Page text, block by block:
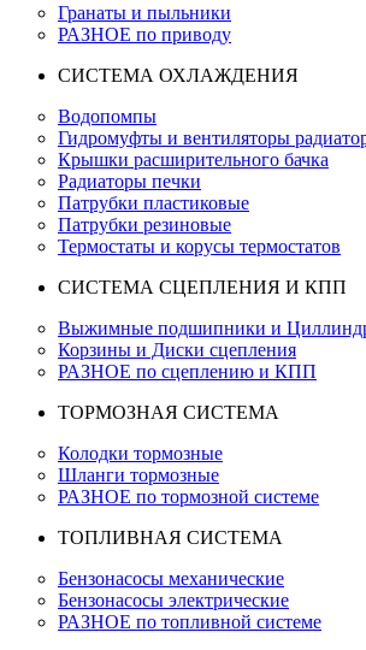
Гранаты и пыльники
РАЗНОЕ по приводу
СИСТЕМА ОХЛАЖДЕНИЯ
Водопомпы
Гидромуфты и вентиляторы
Крышки расширительного бачка
Радиаторы печки
Патрубки пластиковые
Патрубки резиновые
Термостаты и корусы термостатов
СИСТЕМА СЦЕПЛЕНИЯ И КПП
Выжимные подшипники и
Корзины и Диски сцепления
РАЗНОЕ по сцеплению и КПП
ТОРМОЗНАЯ СИСТЕМА
Колодки тормозные
Шланги тормозные
РАЗНОЕ по тормозной системе
ТОПЛИВНАЯ СИСТЕМА
Бензонасосы механические
Бензонасосы электрические
РАЗНОЕ по топливной системе